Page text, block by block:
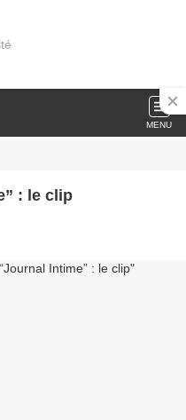
MENU
: le clip